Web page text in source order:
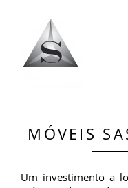
MÓVEIS
Um investimento a